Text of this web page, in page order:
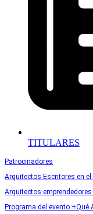
TITULARES
Patrocinadores
Arquitectos Escritores en
Arquitectos
Programa del evento +Qué